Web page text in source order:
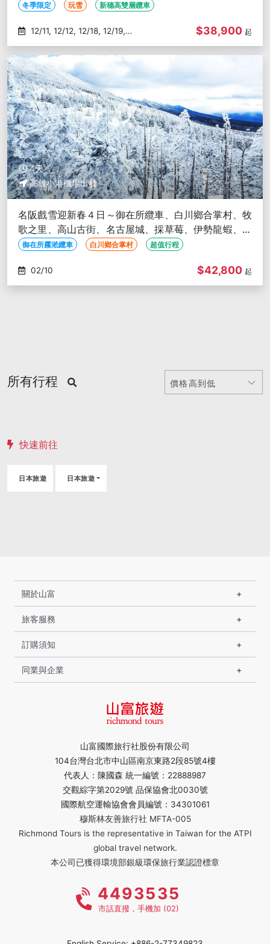
院、越前海鮮市場-高雄出發
冬季限定 玩雪 新穗高雙層纜車
01/08
$38,900 起
4天
高雄小港機場出發
名阪戲雪迎新春４日～御在所纜車、白川鄉合掌村、牧
歌之里、高山古街、名古屋城、採草莓、伊勢龍蝦、臨
空OUTLET-高雄出發
御在所霧淞纜車 白川鄉合掌村 超值行程
02/10 $42,800 起
所有行程
快速前往
日本旅遊 日本旅遊
山富國際旅行社股份有限公司
104台灣台北市中山區南京東路2段85號4樓
代表人：陳國森 統一編號：22888987
交觀綜字第2029號 品保協會北0030號
國際航空運輸協會會員編號：34301061
穆斯林友善旅行社 MFTA-005
Richmond Tours is the representative in Taiwan for the ATPI
global travel network.
本公司已獲得環境部銀級環保旅行業認證標章
關於山富
旅客服務
訂購須知
同業與企業
4493535
市話直撥，手機加 (02)